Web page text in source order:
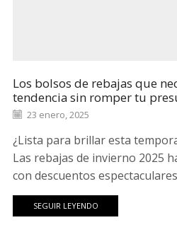
Los bolsos de rebajas que
tendencia sin romper tu
23 enero, 2025
¿Lista para brillar esta
Las rebajas de invierno 2025
con descuentos
SEGUIR LEYENDO